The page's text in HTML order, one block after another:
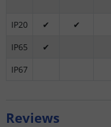
IP20
✔ ✔
IP65
✔
IP67
Reviews